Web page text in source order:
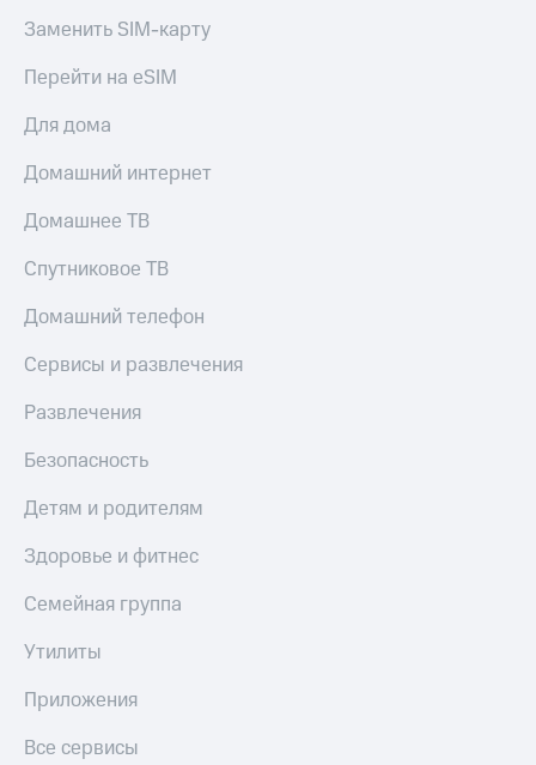
Заменить SIM-карту
Перейти на eSIM
Для дома
Домашний интернет
Домашнее ТВ
Спутниковое ТВ
Домашний телефон
Сервисы и развлечения
Развлечения
Безопасность
Детям и родителям
Здоровье и фитнес
Семейная группа
Утилиты
Приложения
Все сервисы